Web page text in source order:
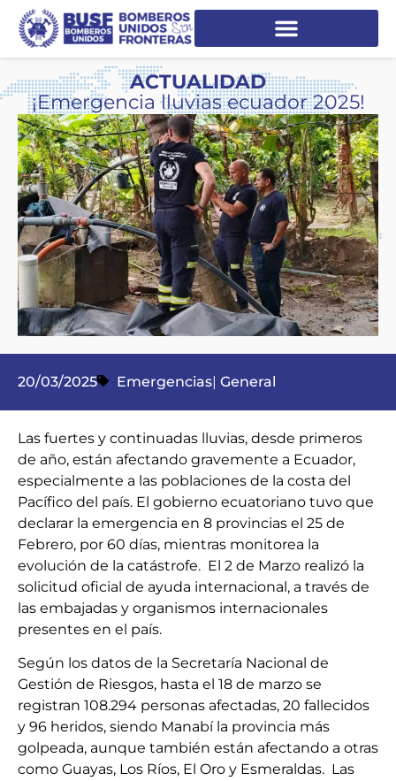
ACTUALIDAD
¡Emergencia lluvias ecuador 2025!
20/03/2025 Emergencias| General
Las fuertes y continuadas lluvias, desde primeros
de año, están afectando gravemente a Ecuador,
especialmente a las poblaciones de la costa del
Pacífico del país. El gobierno ecuatoriano tuvo que
declarar la emergencia en 8 provincias el 25 de
Febrero, por 60 días, mientras monitorea la
evolución de la catástrofe. El 2 de Marzo realizó la
solicitud oficial de ayuda internacional, a través de
las embajadas y organismos internacionales
presentes en el país.
Según los datos de la Secretaría Nacional de
Gestión de Riesgos, hasta el 18 de marzo se
registran 108.294 personas afectadas, 20 fallecidos
y 96 heridos, siendo Manabí la provincia más
golpeada, aunque también están afectando a otras
como Guayas, Los Ríos, El Oro y Esmeraldas. Las